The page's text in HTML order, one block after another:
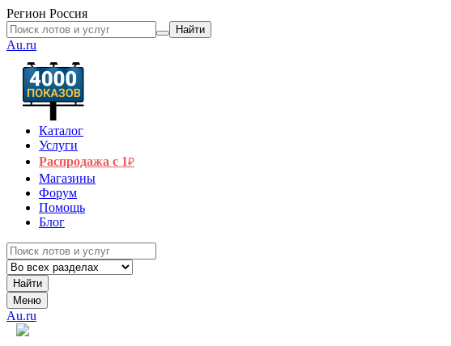
Регион Россия
Найти
Au.ru
Каталог
Услуги
Распродажа с 1₽
Магазины
Форум
Помощь
Блог
Найти
Меню
Au.ru